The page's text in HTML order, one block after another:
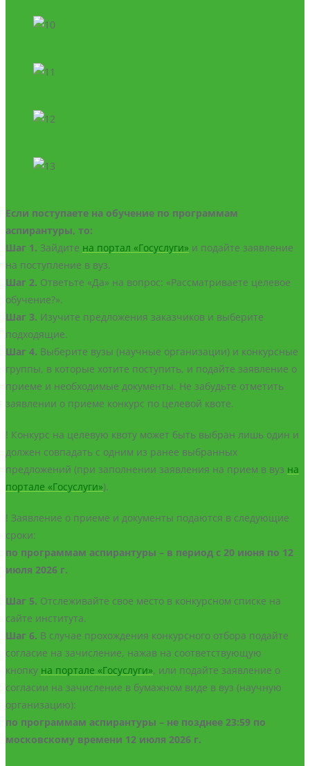
Если поступаете на обучение по программам
аспирантуры, то:
Шаг 1. Зайдите на портал «Госуслуги» и подайте заявление
на поступление в вуз.
Шаг 2. Ответьте «Да» на вопрос: «Рассматриваете целевое
обучение?».
Шаг 3. Изучите предложения заказчиков и выберите
подходящие.
Шаг 4. Выберите вузы (научные организации) и конкурсные
группы, в которые хотите поступить, и подайте заявление о
приеме и необходимые документы. Не забудьте отметить
заявлении о приеме конкурс по целевой квоте.
! Конкурс на целевую квоту может быть выбран лишь один и
должен совпадать с одним из ранее выбранных
предложений (при заполнении заявления на прием в вуз на
портале «Госуслуги»).
! Заявление о приеме и документы подаются в следующие
сроки:
по программам аспирантуры – в период с 20 июня по 12
июля 2026 г.
Шаг 5. Отслеживайте свое место в конкурсном списке на
сайте института.
Шаг 6. В случае прохождения конкурсного отбора подайте
согласие на зачисление, нажав на соответствующую
кнопку на портале «Госуслуги», или подайте заявление о
согласии на зачисление в бумажном виде в вуз (научную
организацию):
по программам аспирантуры – не позднее 23:59 по
московскому времени 12 июля 2026 г.